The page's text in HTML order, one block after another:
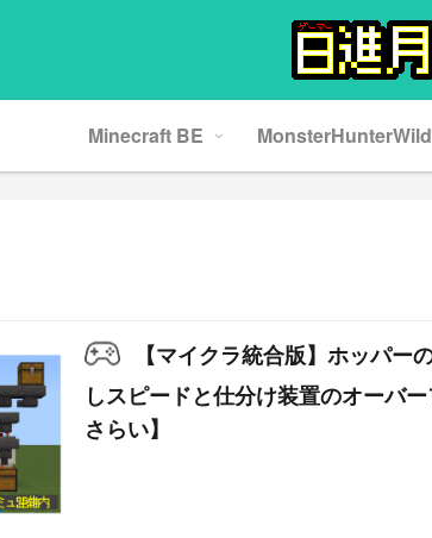
Minecraft BE
【マイクラ統合版】ホッパー
しスピードと仕分け装置のオーバ
さらい】